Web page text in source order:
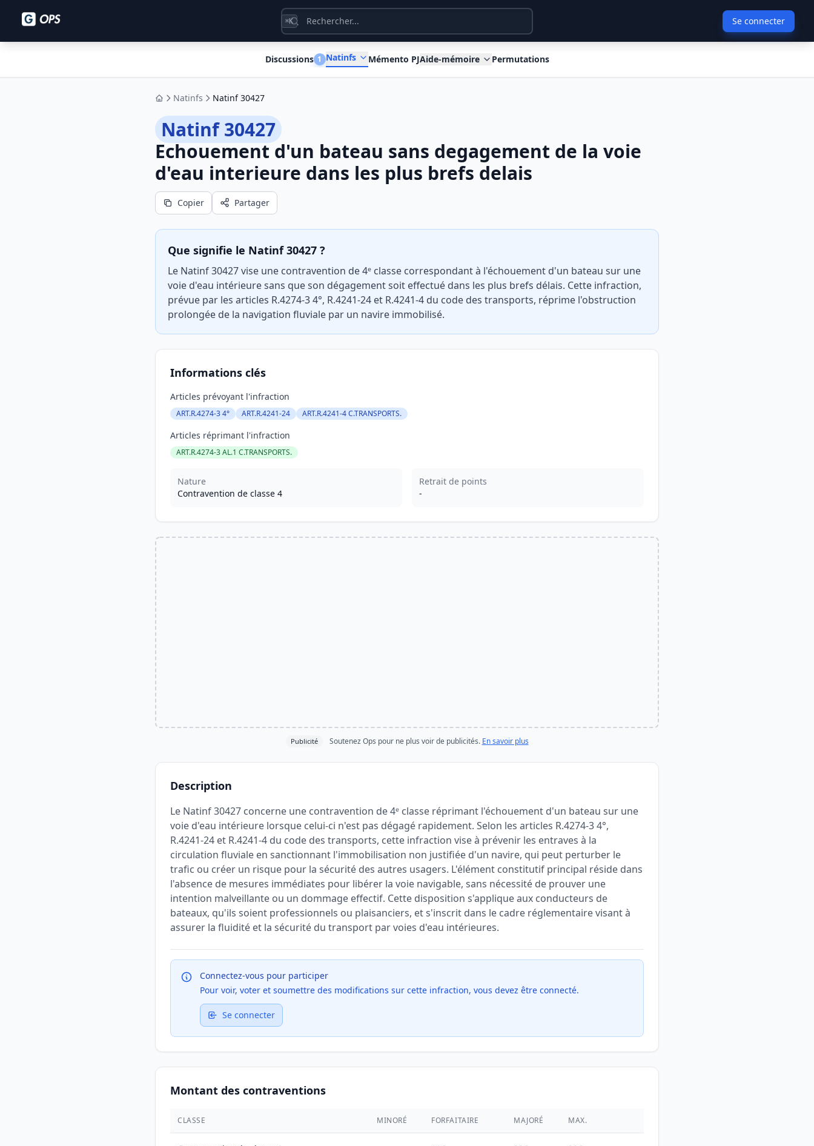
⌘K Se connecter
Discussions 1 Natinfs Mémento PJAide-mémoire Permutations
AccueilNatinfs Natinf 30427
Natinf 30427
Echouement d'un bateau sans degagement de la voie
d'eau interieure dans les plus brefs delais
Copier Partager
Que signifie le Natinf 30427 ?
Le Natinf 30427 vise une contravention de 4ᵉ classe correspondant à l'échouement d'un bateau sur une
voie d'eau intérieure sans que son dégagement soit effectué dans les plus brefs délais. Cette infraction,
prévue par les articles R.4274-3 4°, R.4241-24 et R.4241-4 du code des transports, réprime l'obstruction
prolongée de la navigation fluviale par un navire immobilisé.
Informations clés
Articles prévoyant l'infraction
ART.R.4274-3 4° ART.R.4241-24 ART.R.4241-4 C.TRANSPORTS.
Articles réprimant l'infraction
ART.R.4274-3 AL.1 C.TRANSPORTS.
Nature
Contravention de classe 4
Retrait de points
-
Publicité Soutenez Ops pour ne plus voir de publicités. En savoir plus
Description
Le Natinf 30427 concerne une contravention de 4ᵉ classe réprimant l'échouement d'un bateau sur une
voie d'eau intérieure lorsque celui-ci n'est pas dégagé rapidement. Selon les articles R.4274-3 4°,
R.4241-24 et R.4241-4 du code des transports, cette infraction vise à prévenir les entraves à la
circulation fluviale en sanctionnant l'immobilisation non justifiée d'un navire, qui peut perturber le
trafic ou créer un risque pour la sécurité des autres usagers. L'élément constitutif principal réside dans
l'absence de mesures immédiates pour libérer la voie navigable, sans nécessité de prouver une
intention malveillante ou un dommage effectif. Cette disposition s'applique aux conducteurs de
bateaux, qu'ils soient professionnels ou plaisanciers, et s'inscrit dans le cadre réglementaire visant à
assurer la fluidité et la sécurité du transport par voies d'eau intérieures.
Connectez-vous pour participer
Pour voir, voter et soumettre des modifications sur cette infraction, vous devez être connecté.
Se connecter
Montant des contraventions
CLASSE MINORÉ FORFAITAIRE MAJORÉ MAX.